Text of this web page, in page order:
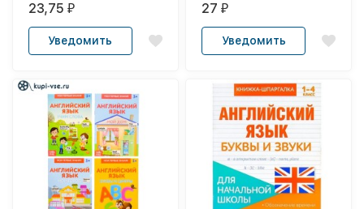
23,75₽
Уведомить
27₽
Уведомить